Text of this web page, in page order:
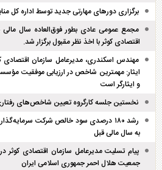
برگزاری دور‌های مهارتی جدید توسط اداره کل
اقتصادی کوثر با اخذ نظر مقبول برگزار شد.
مهندس اسکندری، مدیرعامل سازمان
ایثار: مهمترین شاخص در ارزیابی موفقیت
و ایثارگر است
نخستین جلسه کارگروه تعیین شاخص‌های
رشد ۱۸۰ درصدی سود خالص شرکت
به سال مالی قبل
پیام تسلیت مدیرعامل سازمان اقتصادی
جمعیت هلال احمر جمهوری اسلامی ایران